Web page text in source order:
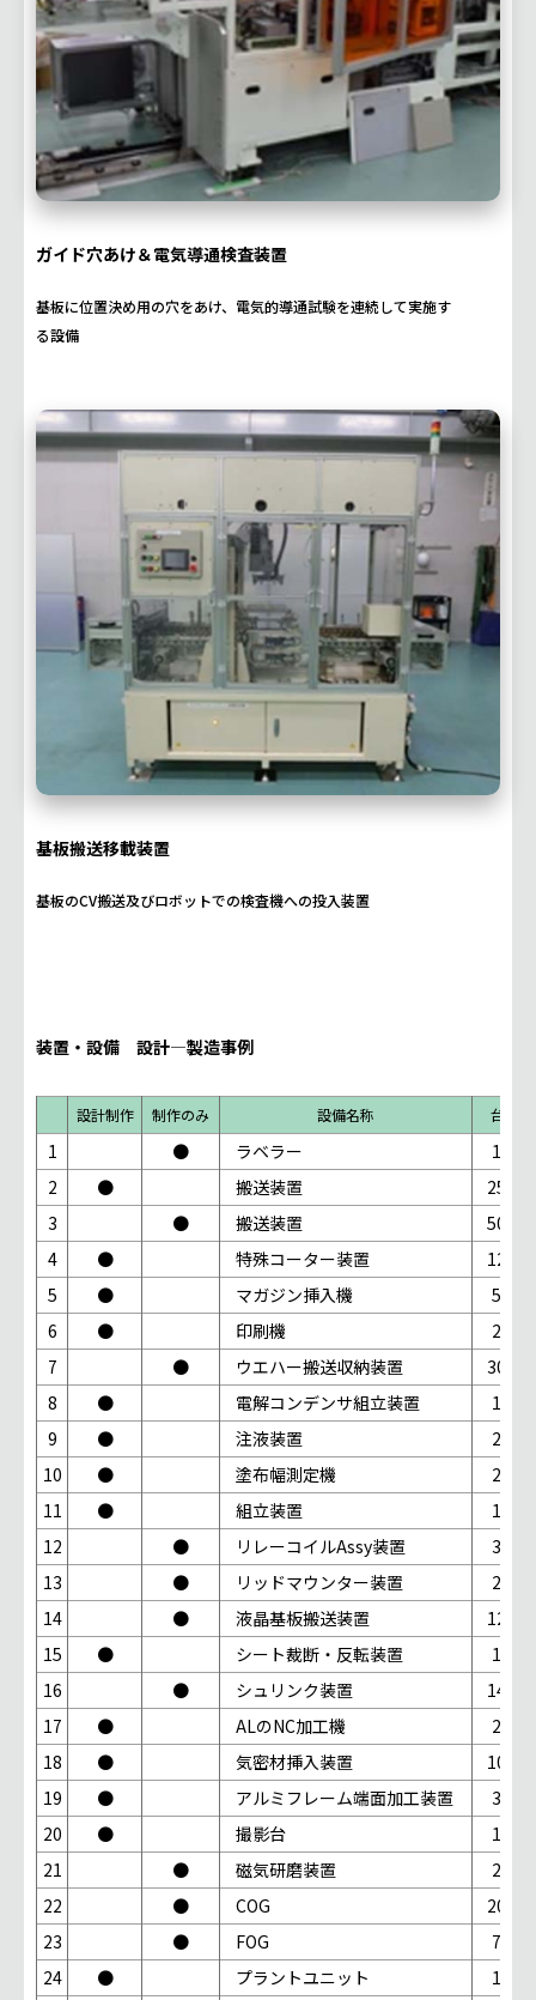
ガイド穴あけ＆電気導通検査装置
基板に位置決め用の穴をあけ、電気的導通試験を連続して実施す
る設備
基板搬送移載装置
基板のCV搬送及びロボットでの検査機への投入装置
装置・設備 設計―製造事例
設計制作 制作のみ 設備名称 台数
1 ● ラベラー
1台
2
● 搬送装置
25台
3
● 搬送装置
50台
4
● 特殊コーター装置
12台
5
● マガジン挿入機
5台
6
● 印刷機
2台
7
● ウエハー搬送収納装置
30台
8
● 電解コンデンサ組立装置
1台
9
● 注液装置
2台
10
● 塗布幅測定機
2台
11
● 組立装置
1台
12
● リレーコイルAssy装置
3台
13
● リッドマウンター装置
2台
14
● 液晶基板搬送装置
12台
15
● シート裁断・反転装置
1台
16
● シュリンク装置
14台
17
● ALのNC加工機
2台
18
● 気密材挿入装置
10台
19
● アルミフレーム端面加工装置
3台
20
● 撮影台
1台
21
● 磁気研磨装置
2台
22
● COG
20台
23
● FOG
7台
24
● プラントユニット
1台